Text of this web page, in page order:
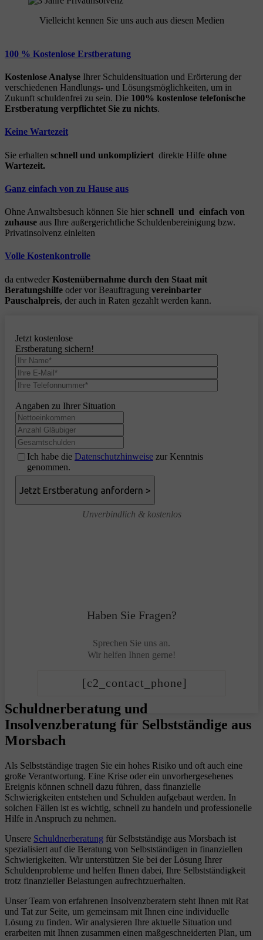
Vielleicht kennen Sie uns auch aus diesen Medien
100 % Kostenlose Erstberatung
Kostenlose Analyse Ihrer Schuldensituation und Erörterung der
verschiedenen Handlungs- und Lösungsmöglichkeiten, um in
Zukunft schuldenfrei zu sein. Die 100% kostenlose telefonische
Erstberatung verpflichtet Sie zu nichts.
Keine Wartezeit
Sie erhalten schnell und unkompliziert direkte Hilfe ohne
Wartezeit.
Ganz einfach von zu Hause aus
Ohne Anwaltsbesuch können Sie hier schnell und einfach von
zuhause aus Ihre außergerichtliche Schuldenbereinigung bzw.
Privatinsolvenz einleiten
Volle Kostenkontrolle
da entweder Kostenübernahme durch den Staat mit
Beratungshilfe oder vor Beauftragung vereinbarter
Pauschalpreis, der auch in Raten gezahlt werden kann.
Jetzt kostenlose
Erstberatung sichern!
Angaben zu Ihrer Situation
Ich habe die Datenschutzhinweise zur Kenntnis
genommen.
Unverbindlich & kostenlos
Haben Sie Fragen?
Sprechen Sie uns an.
Wir helfen Ihnen gerne!
[c2_contact_phone]
Schuldnerberatung und
Insolvenzberatung für Selbstständige aus
Morsbach
Als Selbstständige tragen Sie ein hohes Risiko und oft auch eine
große Verantwortung. Eine Krise oder ein unvorhergesehenes
Ereignis können schnell dazu führen, dass finanzielle
Schwierigkeiten entstehen und Schulden aufgebaut werden. In
solchen Fällen ist es wichtig, schnell zu handeln und professionelle
Hilfe in Anspruch zu nehmen.
Unsere Schuldnerberatung für Selbstständige aus Morsbach ist
spezialisiert auf die Beratung von Selbstständigen in finanziellen
Schwierigkeiten. Wir unterstützen Sie bei der Lösung Ihrer
Schuldenprobleme und helfen Ihnen dabei, Ihre Selbstständigkeit
trotz finanzieller Belastungen aufrechtzuerhalten.
Unser Team von erfahrenen Insolvenzberatern steht Ihnen mit Rat
und Tat zur Seite, um gemeinsam mit Ihnen eine individuelle
Lösung zu finden. Wir analysieren Ihre aktuelle Situation und
erarbeiten mit Ihnen zusammen einen maßgeschneiderten Plan, um